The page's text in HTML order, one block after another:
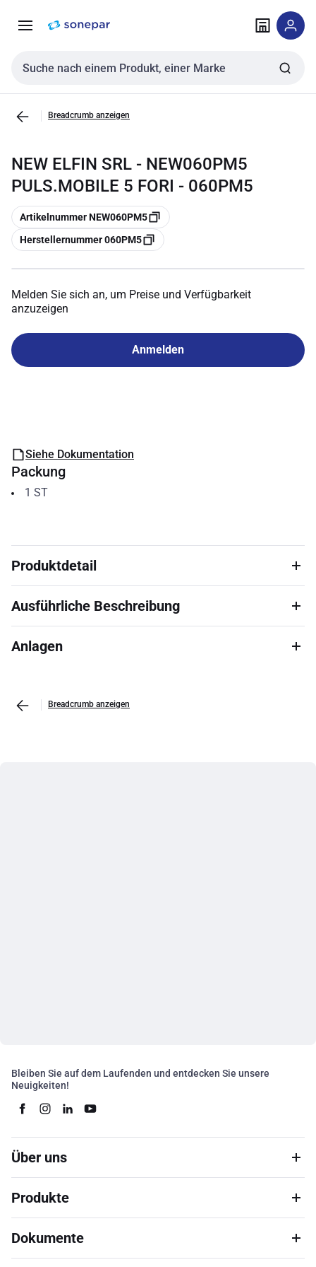
NavigationInhalt
Sucheingabe
Breadcrumb anzeigen
NEW ELFIN SRL - NEW060PM5
PULS.MOBILE 5 FORI - 060PM5
Kopieren
Artikelnummer NEW060PM5
Kopieren
Herstellernummer 060PM5
Melden Sie sich an, um Preise und Verfügbarkeit
anzuzeigen
Anmelden
Siehe Dokumentation
Packung
1 ST
Produktdetail
Ausführliche Beschreibung
Anlagen
Breadcrumb anzeigen
Bleiben Sie auf dem Laufenden und entdecken Sie unsere
Neuigkeiten!
Über uns
Produkte
Dokumente